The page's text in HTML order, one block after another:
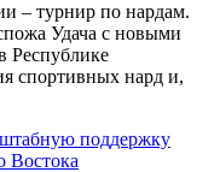
– турнир по нардам.
Удача с новыми
Республике
спортивных нард и,
поддержку
Востока